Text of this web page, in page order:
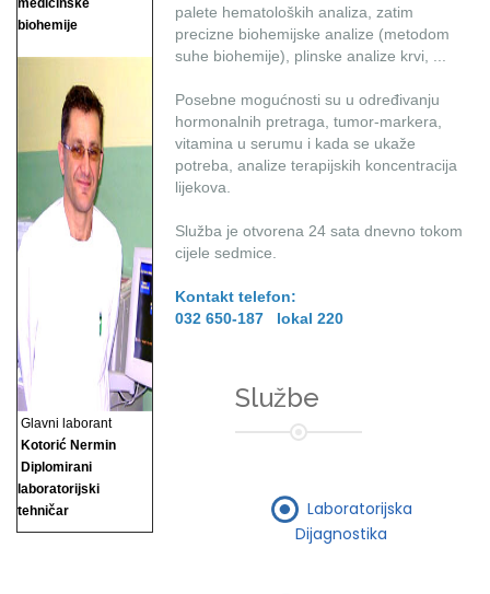
medicinske
biohemije
Glavni laborant
Kotorić Nermin
Diplomirani
laboratorijski
tehničar
palete hematoloških analiza, zatim
precizne biohemijske analize (metodom
suhe biohemije), plinske analize krvi, ...
Posebne mogućnosti su u određivanju
hormonalnih pretraga, tumor-markera,
vitamina u serumu i kada se ukaže
potreba, analize terapijskih koncentracija
lijekova.
Služba je otvorena 24 sata dnevno tokom
cijele sedmice.
Kontakt telefon:
032 650-187 lokal 220
Službe
Laboratorijska
Dijagnostika